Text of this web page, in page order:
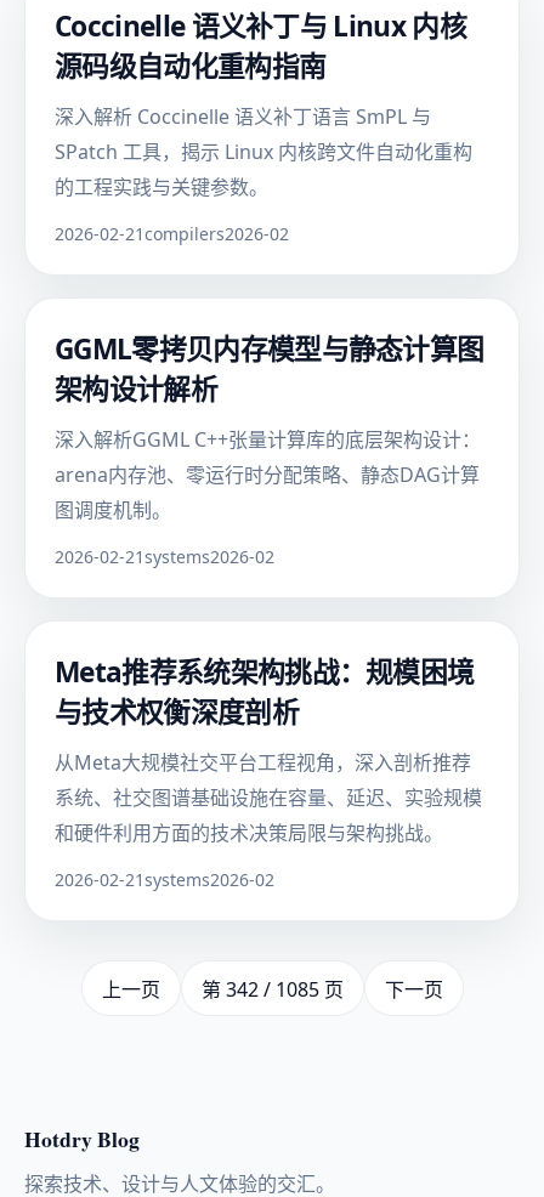
Coccinelle 语义补丁与 Linux 内核
源码级自动化重构指南
深入解析 Coccinelle 语义补丁语言 SmPL 与
SPatch 工具，揭示 Linux 内核跨文件自动化重构
的工程实践与关键参数。
2026-02-21compilers2026-02
GGML零拷贝内存模型与静态计算图
架构设计解析
深入解析GGML C++张量计算库的底层架构设计：
arena内存池、零运行时分配策略、静态DAG计算
图调度机制。
2026-02-21systems2026-02
Meta推荐系统架构挑战：规模困境
与技术权衡深度剖析
从Meta大规模社交平台工程视角，深入剖析推荐
系统、社交图谱基础设施在容量、延迟、实验规模
和硬件利用方面的技术决策局限与架构挑战。
2026-02-21systems2026-02
上一页 第 342 / 1085 页 下一页
Hotdry Blog
探索技术、设计与人文体验的交汇。